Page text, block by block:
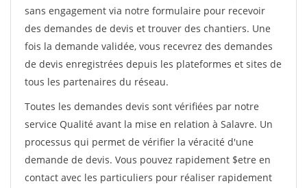
sans engagement via notre formulaire pour recevoir
des demandes de devis et trouver des chantiers. Une
fois la demande validée, vous recevrez des demandes
de devis enregistrées depuis les plateformes et sites de
tous les partenaires du réseau.
Toutes les demandes devis sont vérifiées par notre
service Qualité avant la mise en relation à Salavre. Un
processus qui permet de vérifier la véracité d'une
demande de devis. Vous pouvez rapidement $etre en
contact avec les particuliers pour réaliser rapidement